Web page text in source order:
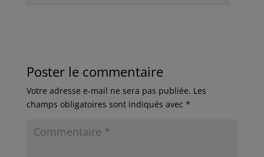
Poster le commentaire
Votre adresse e-mail ne sera pas publiée. Les
champs obligatoires sont indiqués avec *